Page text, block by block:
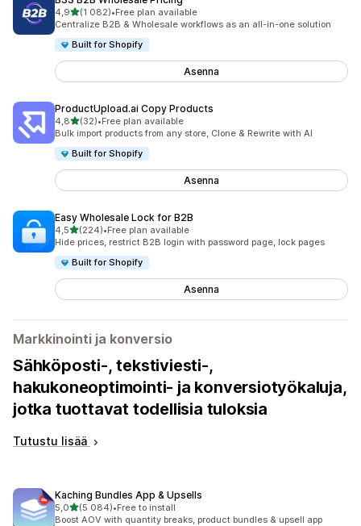
4,9/ 5 tähteä
(1 082)
1082 arvostelua yhteensä
•Free plan available
Centralize B2B & Wholesale workflows as an all-in-one solution
Built for Shopify
Asenna
ProductUpload.ai Copy Products
4,8/ 5 tähteä
(32)
32 arvostelua yhteensä
•Free plan available
Bulk import products from any store, Clone & Rewrite with AI
Built for Shopify
Asenna
Easy Wholesale Lock for B2B
4,5/ 5 tähteä
(224)
224 arvostelua yhteensä
•Free plan available
Hide prices, restrict B2B login with password page, lock pages
Built for Shopify
Asenna
Markkinointi ja konversio
Sähköposti-, tekstiviesti-,
hakukoneoptimointi- ja konversiotyökaluja,
jotka tuottavat todellisia tuloksia
Tutustu lisää
Kaching Bundles App & Upsells
5,0/ 5 tähteä
(5 084)
5084 arvostelua yhteensä
•Free to install
Boost AOV with quantity breaks, product bundles & upsell app